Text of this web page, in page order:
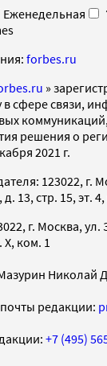
Еженедельная
forbes.ru
»
в сфере связи,
решения о
2021 г.
123022, г.
13, стр. 15, эт.
г. Москва, ул.
X, ком. 1
Николай
редакции:
+7 (495)